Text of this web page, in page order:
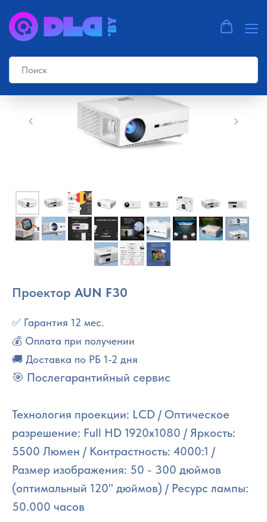
Проектор AUN F30
✅ Гарантия 12 мес.
💰 Оплата при получении
🚚 Доставка по РБ 1-2 дня
🎯 Послегарантийный сервис
Технология проекции: LCD / Оптическое
разрешение: Full HD 1920x1080 / Яркость:
5500 Люмен / Контрастность: 4000:1 /
Размер изображения: 50 - 300 дюймов
(оптимальный 120" дюймов) / Ресурс лампы:
50.000 часов